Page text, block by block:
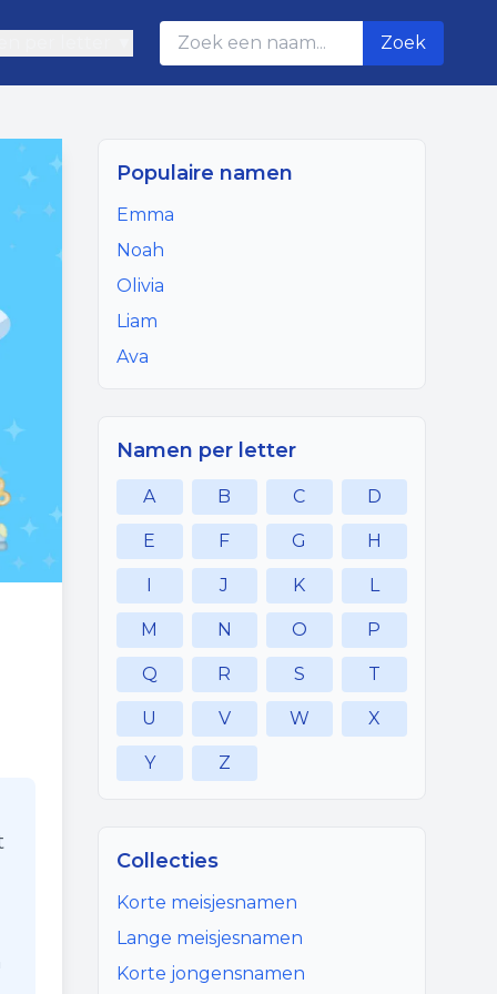
Zoek
Populaire namen
Emma
Noah
Olivia
Liam
Ava
Namen per letter
A B C D
E F G H
I J K L
M N O P
Q R S T
U V W X
Y Z
Collecties
Korte meisjesnamen
Lange meisjesnamen
Korte jongensnamen